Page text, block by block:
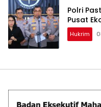
Polri
Pusat
Hukrim